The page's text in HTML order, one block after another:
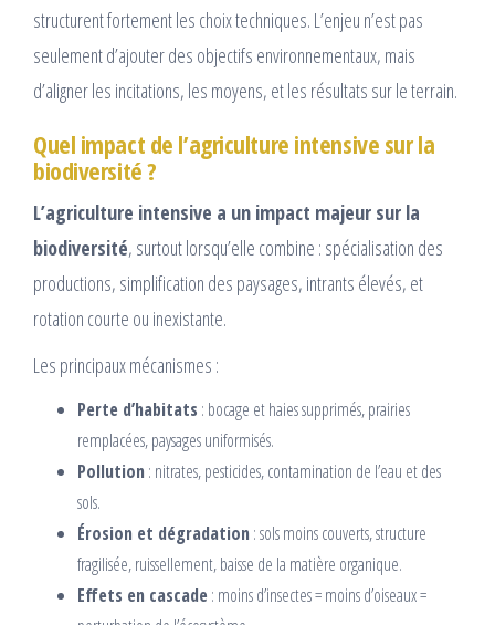
structurent fortement les choix techniques. L’enjeu n’est pas
seulement d’ajouter des objectifs environnementaux, mais
d’aligner les incitations, les moyens, et les résultats sur le terrain.
Quel impact de l’agriculture intensive sur la
biodiversité ?
L’agriculture intensive a un impact majeur sur la
biodiversité, surtout lorsqu’elle combine : spécialisation des
productions, simplification des paysages, intrants élevés, et
rotation courte ou inexistante.
Les principaux mécanismes :
Perte d’habitats : bocage et haies supprimés, prairies
remplacées, paysages uniformisés.
Pollution : nitrates, pesticides, contamination de l’eau et des
sols.
Érosion et dégradation : sols moins couverts, structure
fragilisée, ruissellement, baisse de la matière organique.
Effets en cascade : moins d’insectes = moins d’oiseaux =